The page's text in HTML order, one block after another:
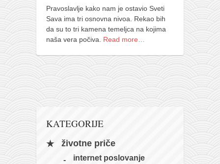
umesto tvitera
kalendar srpski
azbuki i knjige
Okinava karate
najnovije na blogu
moje beleške
istorija karatea
bubishi
Pravoslavlje kako nam je ostavio Sveti
Sava ima tri osnovna nivoa. Rekao bih
da su to tri kamena temeljca na kojima
naša vera počiva. Read more…
KATEGORIJE
životne priče
internet poslovanje